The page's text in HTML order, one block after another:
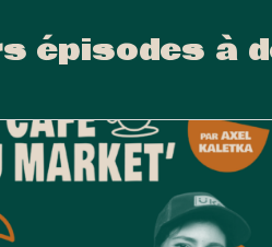
épisodes à